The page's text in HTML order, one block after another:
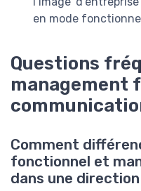
en mode
Questions
management
Comment
fonctionnel et
dans une